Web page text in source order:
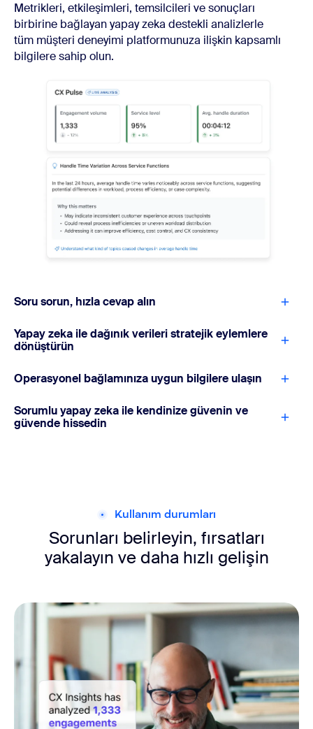
Metrikleri, etkileşimleri, temsilcileri ve sonuçları
birbirine bağlayan yapay zeka destekli analizlerle
tüm müşteri deneyimi platformunuza ilişkin kapsamlı
bilgilere sahip olun.
Soru sorun, hızla cevap alın
Yapay zeka ile dağınık verileri stratejik eylemlere
dönüştürün
Operasyonel bağlamınıza uygun bilgilere ulaşın
Sorumlu yapay zeka ile kendinize güvenin ve
güvende hissedin
Kullanım durumları
Sorunları belirleyin, fırsatları
yakalayın ve daha hızlı gelişin